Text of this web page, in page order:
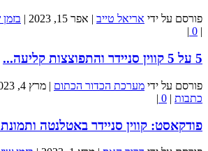
פורסם על ידי אריאל טייב אפר 15, 2023
0
5 על 5 קווין סניידר והתפוצצות קליעה...
פורסם על ידי מערכת הכדור הכתום | מרץ 4, 2023
כתבות |
0
|
פודקאסט: קווין סניידר באטלנטה